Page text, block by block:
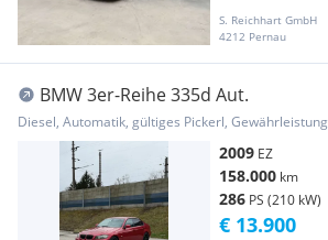
S. Reichhart GmbH
4212 Pernau
BMW 3er-Reihe 335d Aut.
Diesel, Automatik, gültiges Pickerl, Gewährleistung
2009 EZ
158.000 km
286 PS (210 kW)
€ 13.900